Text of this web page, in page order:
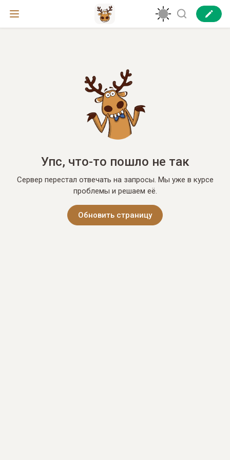
Упс, что-то пошло не так
Сервер перестал отвечать на запросы. Мы уже в курсе
проблемы и решаем её.
Обновить страницу